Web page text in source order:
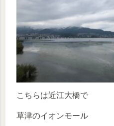
こちらは近江大橋で
草津のイオンモール